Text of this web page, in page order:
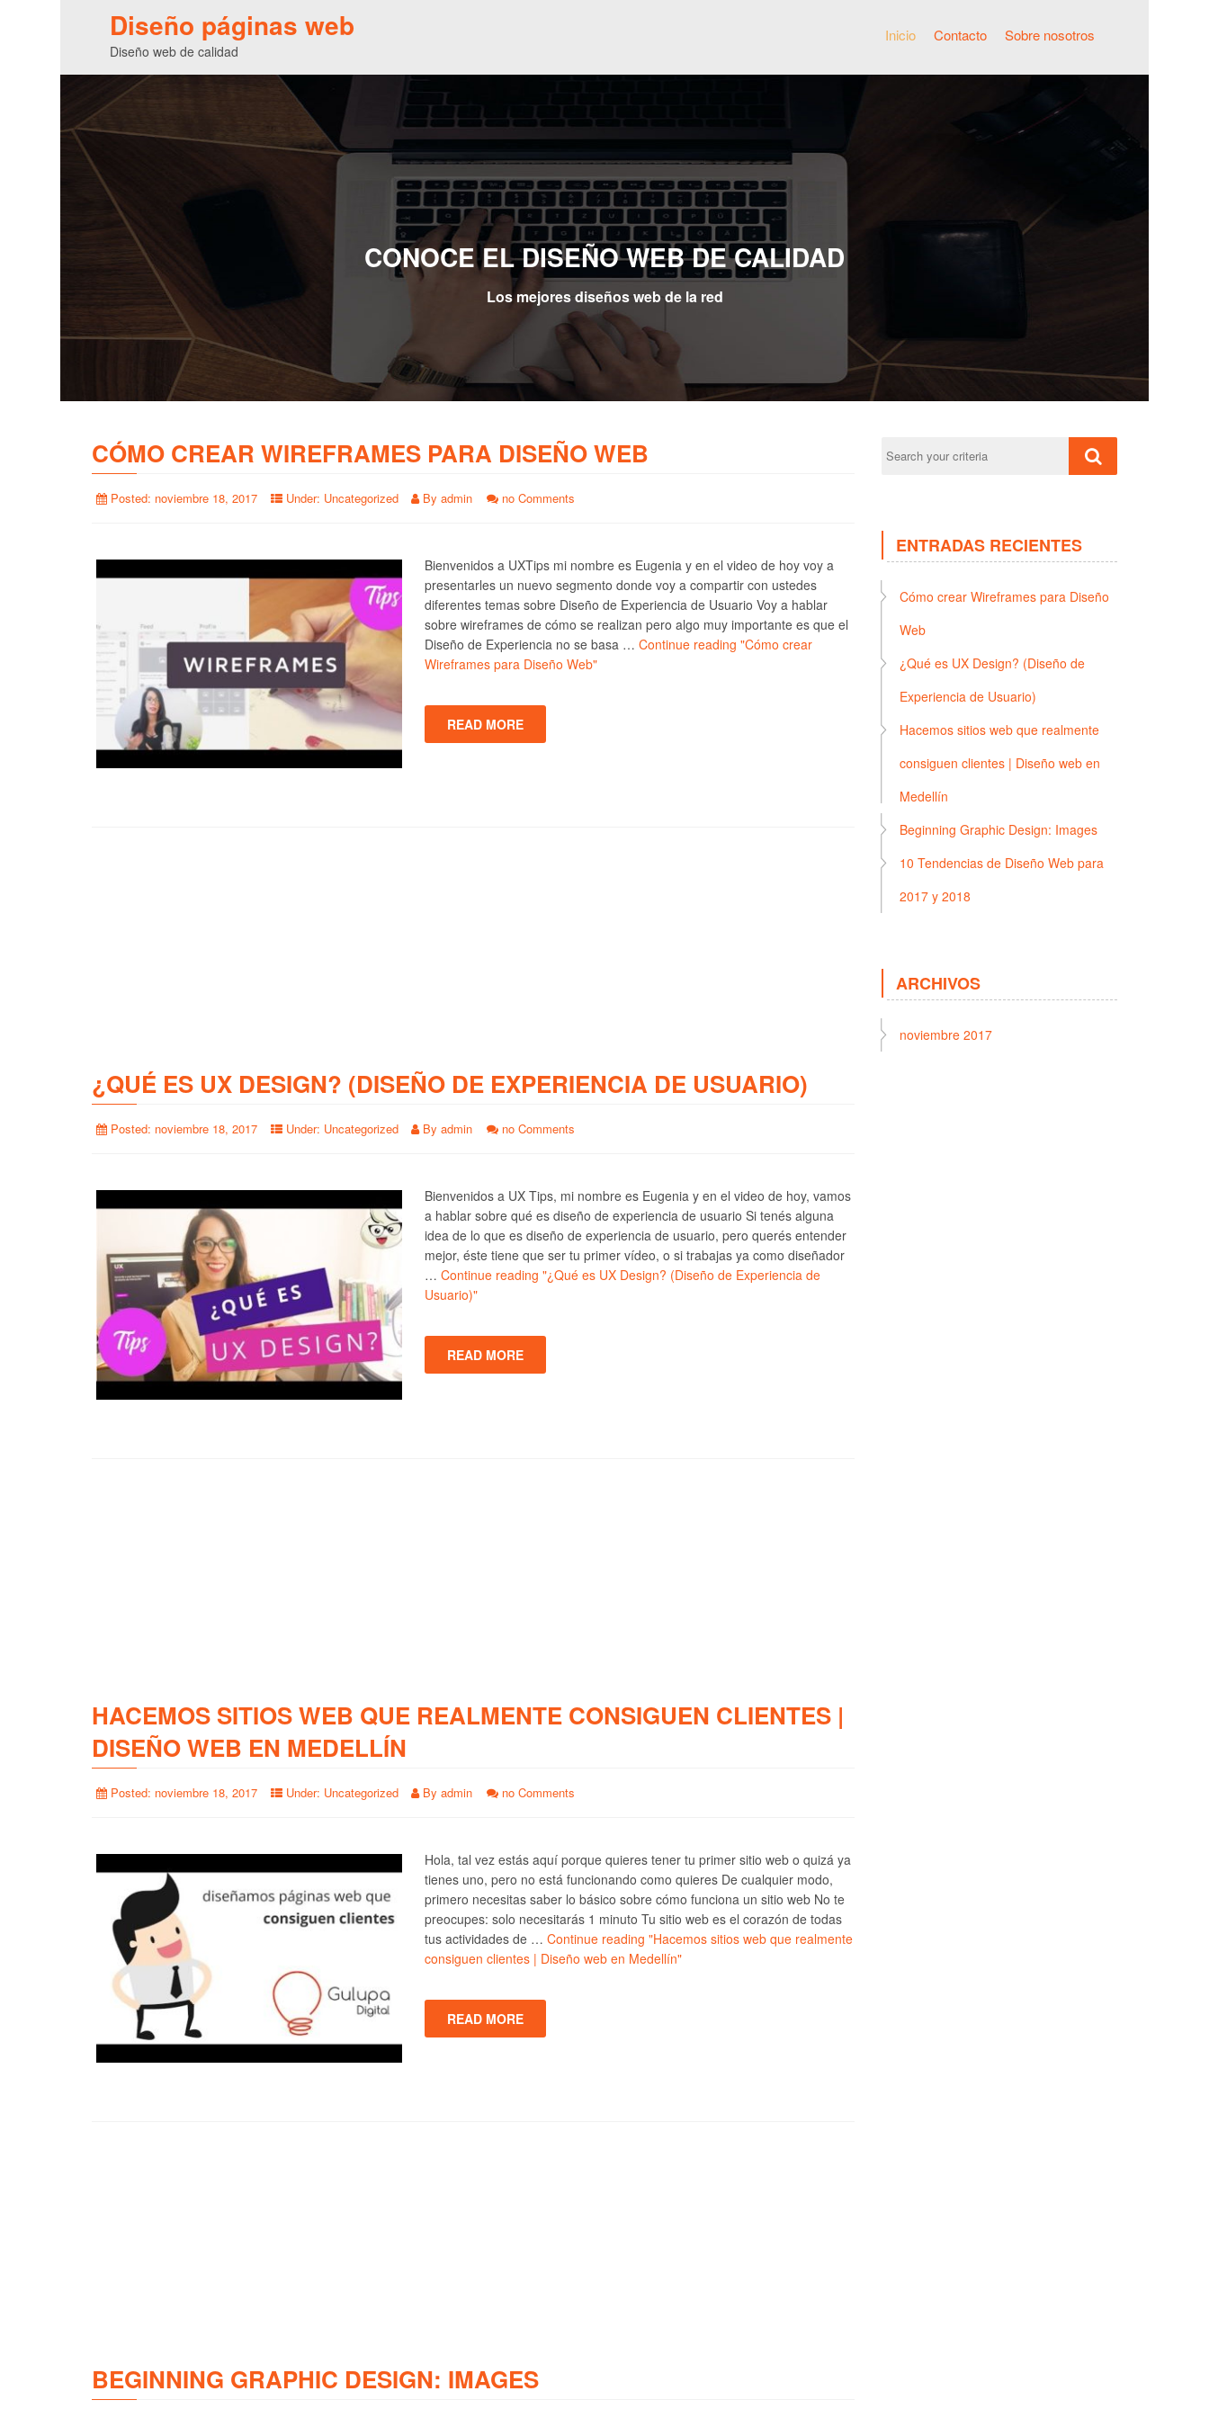
Diseño páginas web
Diseño web de calidad
Inicio Contacto Sobre nosotros
CONOCE EL DISEÑO WEB DE CALIDAD
Los mejores diseños web de la red
CÓMO CREAR WIREFRAMES PARA DISEÑO WEB
Posted: noviembre 18, 2017 Under: Uncategorized By admin no Comments
Bienvenidos a UXTips mi nombre es Eugenia y en el video de hoy voy a
presentarles un nuevo segmento donde voy a compartir con ustedes
diferentes temas sobre Diseño de Experiencia de Usuario Voy a hablar
sobre wireframes de cómo se realizan pero algo muy importante es que el
Diseño de Experiencia no se basa … Continue reading "Cómo crear
Wireframes para Diseño Web"
READ MORE
¿QUÉ ES UX DESIGN? (DISEÑO DE EXPERIENCIA DE USUARIO)
Posted: noviembre 18, 2017 Under: Uncategorized By admin no Comments
Bienvenidos a UX Tips, mi nombre es Eugenia y en el video de hoy, vamos
a hablar sobre qué es diseño de experiencia de usuario Si tenés alguna
idea de lo que es diseño de experiencia de usuario, pero querés entender
mejor, éste tiene que ser tu primer vídeo, o si trabajas ya como diseñador
… Continue reading "¿Qué es UX Design? (Diseño de Experiencia de
Usuario)"
READ MORE
HACEMOS SITIOS WEB QUE REALMENTE CONSIGUEN CLIENTES |
DISEÑO WEB EN MEDELLÍN
Posted: noviembre 18, 2017 Under: Uncategorized By admin no Comments
Hola, tal vez estás aquí porque quieres tener tu primer sitio web o quizá ya
tienes uno, pero no está funcionando como quieres De cualquier modo,
primero necesitas saber lo básico sobre cómo funciona un sitio web No te
preocupes: solo necesitarás 1 minuto Tu sitio web es el corazón de todas
tus actividades de … Continue reading "Hacemos sitios web que realmente
consiguen clientes | Diseño web en Medellín"
READ MORE
BEGINNING GRAPHIC DESIGN: IMAGES
ENTRADAS RECIENTES
Cómo crear Wireframes para Diseño
Web
¿Qué es UX Design? (Diseño de
Experiencia de Usuario)
Hacemos sitios web que realmente
consiguen clientes | Diseño web en
Medellín
Beginning Graphic Design: Images
10 Tendencias de Diseño Web para
2017 y 2018
ARCHIVOS
noviembre 2017